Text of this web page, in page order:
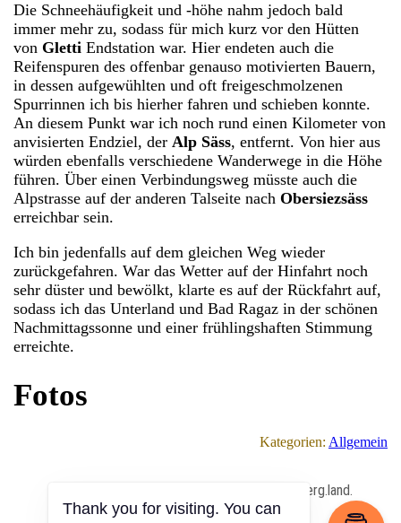
Die Schneehäufigkeit und -höhe nahm jedoch bald
immer mehr zu, sodass für mich kurz vor den Hütten
von Gletti Endstation war. Hier endeten auch die
Reifenspuren des offenbar genauso motivierten Bauern,
in dessen aufgewühlten und oft freigeschmolzenen
Spurrinnen ich bis hierher fahren und schieben konnte.
An diesem Punkt war ich noch rund einen Kilometer von
anvisierten Endziel, derAlp Säss, entfernt. Von hier aus
würden ebenfalls verschiedene Wanderwege in die Höhe
führen. Über einen Verbindungsweg müsste auch die
Alpstrasse auf der anderen Talseite nachObersiezsäss
erreichbar sein.
Ich bin jedenfalls auf dem gleichen Weg wieder
zurückgefahren. War das Wetter auf der Hinfahrt noch
sehr düster und bewölkt, klarte es auf der Rückfahrt auf,
sodass ich das Unterland und Bad Ragaz in der schönen
Nachmittagssonne und einer frühlingshaften Stimmung
erreichte.
Fotos
Kategorien: Allgemein
All Content Copyrighted ⓒ 2013 – 2026 by berg.land.
Thank you for visiting. You can